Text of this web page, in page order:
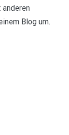
anderen
Blog um.